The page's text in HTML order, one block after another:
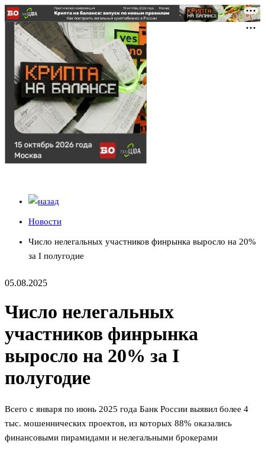
Новости
Число нелегальных участников финрынка выросло на 20%
за I полугодие
05.08.2025
Число нелегальных
участников финрынка
выросло на 20% за I
полугодие
Всего с января по июнь 2025 года Банк России выявил более 4
тыс. мошеннических проектов, из которых 88% оказались
финансовыми пирамидами и нелегальными брокерами